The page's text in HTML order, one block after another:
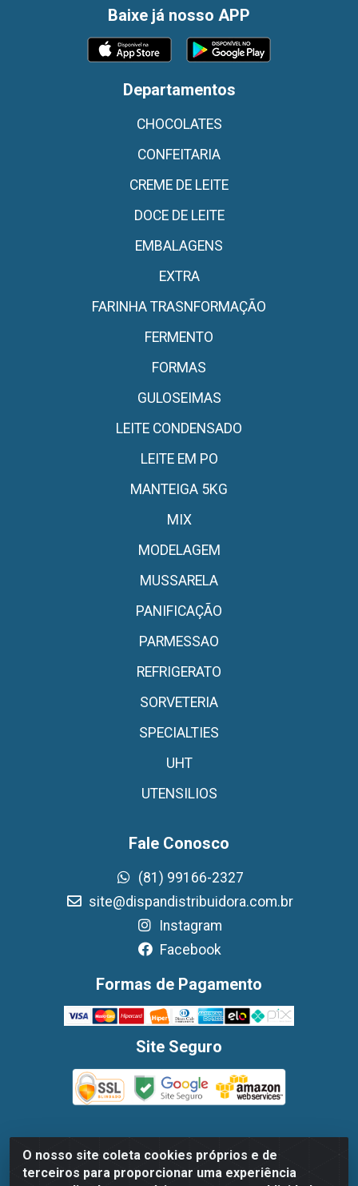
O nosso site coleta cookies próprios e de
terceiros para proporcionar uma experiência
Baixe já nosso APP
Departamentos
CHOCOLATES
CONFEITARIA
CREME DE LEITE
DOCE DE LEITE
EMBALAGENS
EXTRA
FARINHA TRASNFORMAÇÃO
FERMENTO
FORMAS
GULOSEIMAS
LEITE CONDENSADO
LEITE EM PO
MANTEIGA 5KG
MIX
MODELAGEM
MUSSARELA
PANIFICAÇÃO
PARMESSAO
REFRIGERATO
SORVETERIA
SPECIALTIES
UHT
UTENSILIOS
Fale Conosco
(81) 99166-2327
site@dispandistribuidora.com.br
Instagram
Facebook
Formas de Pagamento
Site Seguro
Dispan Distribuidora de Alimentos LTDA - Avenida
Marechal Mascarenhas De Moraes, 1048- Imbiribeira,